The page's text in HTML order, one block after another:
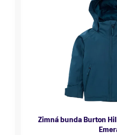
Zimná bunda Burton